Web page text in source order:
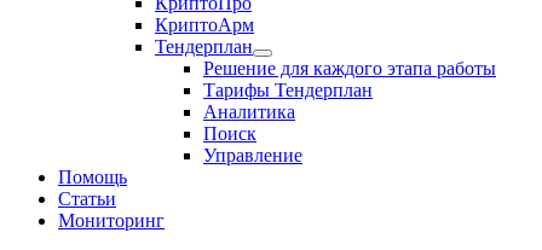
КриптоАрм
Тендерплан
Решение для каждого этапа работы
Тарифы Тендерплан
Аналитика
Поиск
Управление
Помощь
Статьи
Мониторинг